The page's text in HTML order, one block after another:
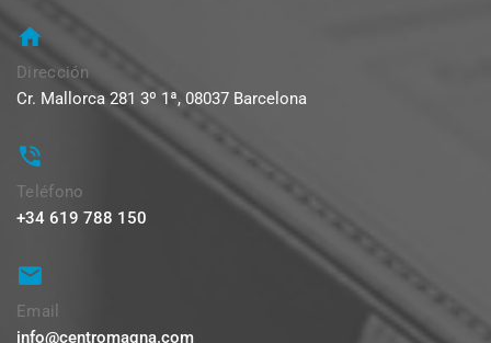
Dirección
Cr. Mallorca 281 3º 1ª, 08037 Barcelona
Teléfono
+34 619 788 150
Email
info@centromagna.com